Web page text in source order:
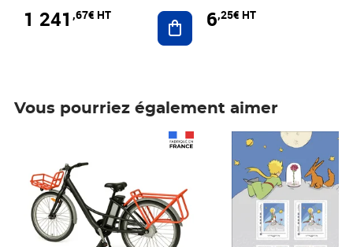
1 241 ,67€ HT Ajouter au panier
6,25€ HT
Vous pourriez également aimer
Prix 6,25€ HT